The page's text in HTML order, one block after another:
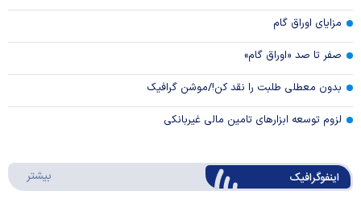
مزایای اوراق گام
صفر تا صد «اوراق گام»
بدون معطلی طلبت را نقد کن!/موشن گرافیک
لزوم توسعه ابزارهای تامین مالی غیربانکی
اینفوگرافیک بیشتر